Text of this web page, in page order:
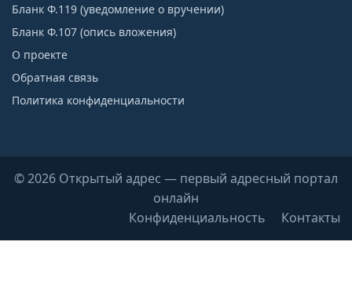
Бланк Ф.119 (уведомление о вручении)
Бланк Ф.107 (опись вложения)
О проекте
Обратная связь
Политика конфиденциальности
© 2026 Открытый адрес — первый адресный портал
онлайн
Конфиденциальность
Контакты